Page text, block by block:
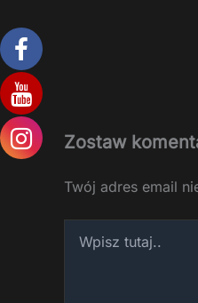
Zostaw
Twój adres email
tutaj..